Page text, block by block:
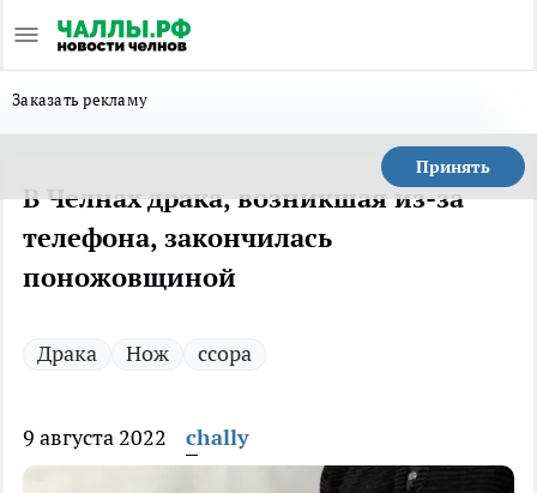
Заказать рекламу
Принять
В Челнах драка, возникшая из-за
телефона, закончилась
поножовщиной
Драка Нож ссора
9 августа 2022 chally